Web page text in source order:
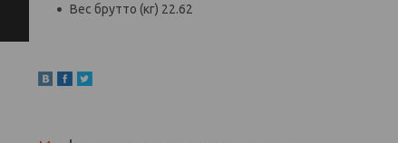
Вес брутто (кг) 22.62